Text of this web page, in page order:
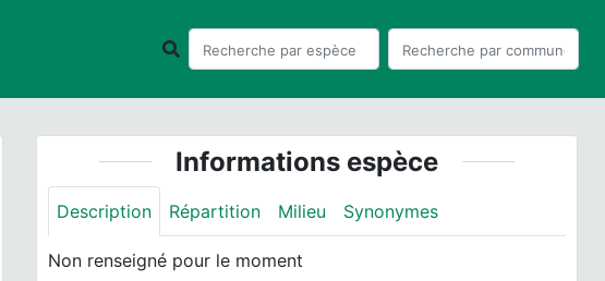
Informations espèce
Description Répartition Milieu Synonymes
Non renseigné pour le moment